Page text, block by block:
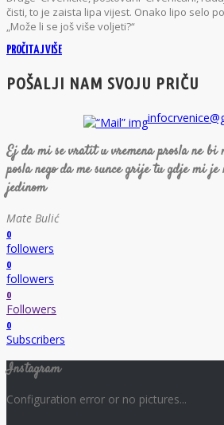
čisti, to je zaista lipa vijest. Onako lipo selo
„Može li se još više voljeti?“
PROČITAJ VIŠE
POŠALJI NAM SVOJU PRIČU
Ej da mi se vratit u vremena prosla ne bi
posla nego da me sunce grije tu gdje mi
jedinom
Mate Bulić
0
followers
0
followers
0
Followers
0
Subscribers
Instagram
Configuration error or no pictures...